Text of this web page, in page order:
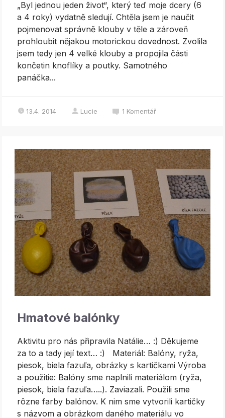
„Byl jednou jeden život“, který teď moje dcery (6
a 4 roky) vydatně sledují. Chtěla jsem je naučit
pojmenovat správně klouby v těle a zároveň
prohloubit nějakou motorickou dovednost. Zvolila
jsem tedy jen 4 velké klouby a propojila části
končetin knoflíky a poutky. Samotného
panáčka...
13.4. 2014 Lucie 1 Komentář
Hmatové balónky
Aktivitu pro nás připravila Natálie… :) Děkujeme
za to a tady její text… :) Materiál: Balóny, ryža,
piesok, biela fazuľa, obrázky s kartičkami Výroba
a použitie: Balóny sme naplnili materiálom (ryža,
piesok, biela fazuľa…..). Zaviazali. Použili sme
rôzne farby balónov. K nim sme vytvorili kartičky
s názvom a obrázkom daného materiálu vo